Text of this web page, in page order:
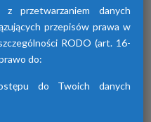
z przetwarzaniem danych
przepisów prawa w
RODO (art. 16-
do:
do Twoich danych